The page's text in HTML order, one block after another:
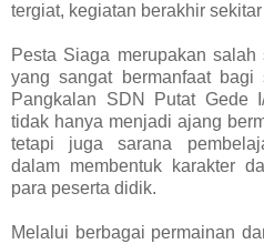
tergiat, kegiatan berakhir
Pesta Siaga merupakan
yang sangat bermanfaat
Pangkalan SDN Putat Gede
tidak hanya menjadi ajang
tetapi juga sarana
dalam membentuk karakter
para peserta didik.
Melalui berbagai permainan